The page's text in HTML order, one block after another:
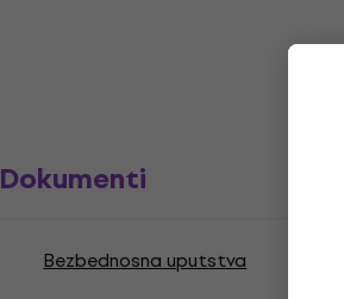
Dokumenti
Bezbednosna uputstva